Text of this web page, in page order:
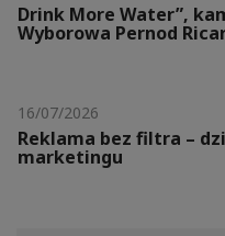
Drink More Water”,
Wyborowa Pernod
16/07/2026
Reklama bez filtra –
marketingu